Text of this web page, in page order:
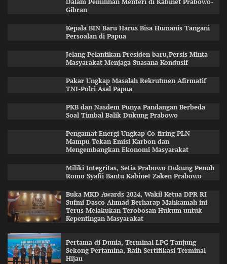
Dalam Pemilihan Menteri di Kabinet Prabowo-
Gibran
Kepala BIN Baru Harus Bisa Humanis Tangani
Persoalan di Papua
Jelang Pelantikan Presiden baru,Persis Minta
Masyarakat Menjaga Suasana Kondusif
Pakar Ungkap Masalah Rekrutmen Afirmatif
TNI-Polri Asal Papua
PKB dan Nasdem Punya Pandangan Berbeda
Soal Timbal Balik Dukung Prabowo
Pengamat Energi Ungkap Co-firing PLN
Mampu Tekan Emisi Karbon dan
Mengembangkan Ekonomi Masyarakat
Miliki Integritas, Setia Prabowo Dukung Penuh
Romo Syafii Bantu Kabinet Zaken Prabowo
Buka MKD Awards 2024, Wakil Ketua DPR RI
Sufmi Dasco Ahmad Berharap Mahkamah ini
Terus Melakukan Terobosan Hukum untuk
Kepentingan Masyarakat
Pertama di Dunia, Terminal LPG Tanjung
Sekong Pertamina, Raih Sertifikasi Terminal
Hijau